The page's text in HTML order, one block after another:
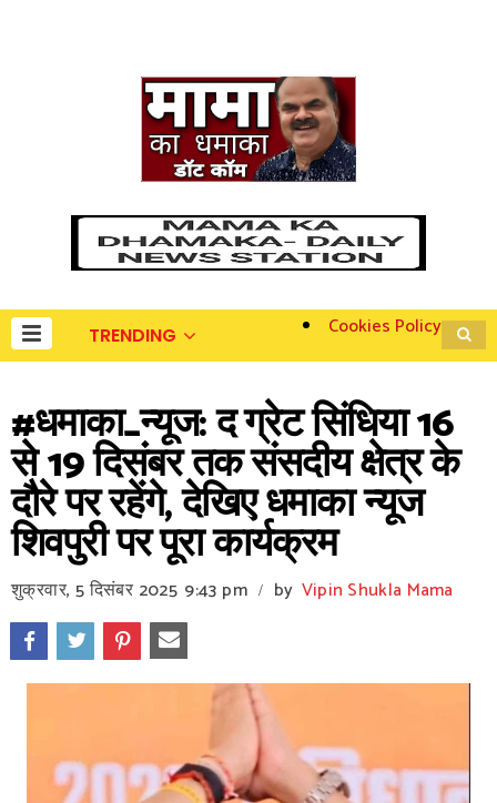
TRENDING Cookies Policy
#धमाका_न्यूज: द ग्रेट सिंधिया 16
से 19 दिसंबर तक संसदीय क्षेत्र के
दौरे पर रहेंगे, देखिए धमाका न्यूज
शिवपुरी पर पूरा कार्यक्रम
शुक्रवार, 5 दिसंबर 2025 9:43 pm / by Vipin Shukla Mama